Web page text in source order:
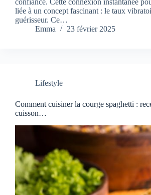
confiance. Cette connexion instantanée
liée à un concept fascinant : le taux
guérisseur. Ce…
Emma
23 février 2025
Lifestyle
Comment cuisiner la courge spaghetti :
cuisson…